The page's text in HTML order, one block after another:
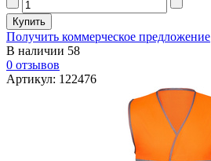
Получить коммерческое предложение
В наличии 58
0 отзывов
Артикул: 122476